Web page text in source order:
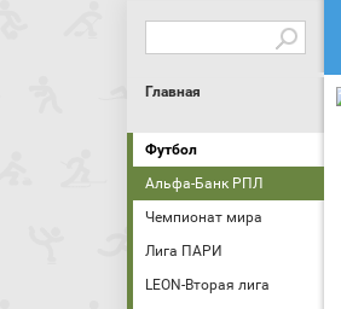
Главная
Футбол
Альфа-Банк РПЛ
Чемпионат мира
Лига ПАРИ
LEON-Вторая лига